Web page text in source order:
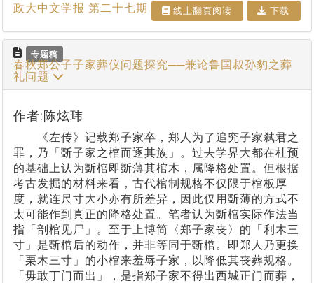
政大中文学报 第二十七期
线上翻⾴阅读 下载
专题稿
春秋郑公子子家葬仪问题探究──兼论鲁国叔孙豹之葬
礼问题
作者:陈炫玮
《左传》记载郑子家卒，郑人为了追究子家弑君之
罪，乃「斲子家之棺而逐其族」。过去学界大都在杜预
的基础上认为斲棺即斲薄其棺木，属降格处置。但根据
考古发掘的材料来看，古代棺制规格不仅限于棺板厚
度，就连尺寸大小亦有所差异，因此仅用斲薄的方式不
太可能作到真正的降格处置。笔者认为斲棺实际作法当
指「剖棺见尸」。至于上博简〈郑子家丧〉的「利木三
寸」是斲棺后的动作，并非等同于斲棺。即郑人乃更换
「栗木三寸」的小棺来羞辱子家，以降低其丧葬规格。
「毋敢丁门而出」，是指郑子家不得出西城正门而葬，